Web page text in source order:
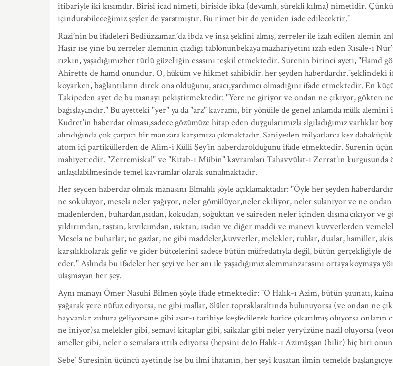
itibariyle iki kısımdır. Birisi icad nimeti, biriside ibka (devamlı, sürekli kılma) nimetidir.
içindurabileceğimiz şeyler de yaratmıştır. Bu nimet bir de yeniden iade edilecektir."
Razi’nin bu ifadeleri Bediüzzaman’da ibda ve inşa şeklini almış, zerreler ile izah edilen alemin
Haşir ise yine bu zerreler aleminin çizdiği tablonunbekaya mazhariyetini izah eden Risale-i
rızkın, yaşadığımızher türlü güzelliğin esasını teşkil etmektedir. Surenin birinci ayeti, "Hamd
Ahirette de hamd onundur. O, hüküm ve hikmet sahibidir, her şeyden
koyarken, bağlantıların direk ona olduğunu, aracı,yardımcı olmadığını ifade etmektedir. En
Takipeden ayet de bu manayı pekiştirmektedir: "Yere ne giriyor ve ondan ne çıkıyor, gökten
bağışlayandır." Bu ayetteki "yer" ya da "arz" kavramı, bir yönüile de genel anlamda mülk
Kudret’in haberdar olması,sadece gözümüze hitap eden duygularımızla algıladığımız varlıklar
alındığında çok çarpıcı bir manzara karşımıza çıkmaktadır. Saniyeden milyarlarca kez
atom içi partiküllerden de Alim-i Külli Şey’in haberdarolduğunu ifade etmektedir. Surenin
mahiyettedir. "Zerremiskal" ve "Kitab-ı Mübin" kavramları Tahavvülat-ı Zerrat’ın
anlaşılabilmesinde temel kavramlar olarak sunulmaktadır.
Her şeyden haberdar olmak manasını Elmalılı şöyle açıklamaktadır: "Öyle her şeyden
ne sokuluyor, mesela neler yağıyor, neler gömülüyor,neler ekiliyor, neler sulanıyor ve ne
madenlerden, buhardan,ısıdan, kokudan, soğuktan ve saireden neler içinden dışına çıkıyor
yıldırımdan, taştan, kıvılcımdan, ışıktan, ısıdan ve diğer maddi ve manevi kuvvetlerden
Mesela ne buharlar, ne gazlar, ne gibi maddeler,kuvvetler, melekler, ruhlar, dualar, hamiller,
karşılıklıolarak gelir ve gider bütçelerini sadece bütün müfredatıyla değil, bütün gerçekliğiyle
eder." Aslında bu ifadeler her şeyi ve her anı ile yaşadığımız alemmanzarasını ortaya
ulaşmayan her şey.
Aynı manayı Ömer Nasuhi Bilmen şöyle ifade etmektedir: "O Halık-ı Azim, bütün şuunatı,
yağarak yere nüfuz ediyorsa, ne gibi mallar, ölüler topraklaraltında bulunuyorsa (ve ondan ne
hayvanlar zuhura geliyorsane gibi asar-ı tarihiye keşfedilerek harice çıkarılmış oluyorsa
ne iniyor)sa melekler gibi, semavi kitaplar gibi, saikalar gibi neler yeryüzüne nazil oluyorsa
ameller gibi, neler o semalara ıttıla ediyorsa (hepsini de)o Halık-ı Azimüşşan (bilir) hiç biri
Sebe’ Suresinin üçüncü ayetinde ise bu ilmi ihatanın, her şeyi kuşatan ilmin temelde